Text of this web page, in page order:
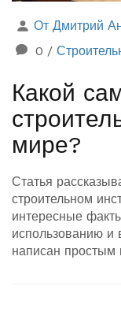
От Дмитрий
0 /
Какой
мире?
Статья
строительном
интересные
использованию и
написан простым